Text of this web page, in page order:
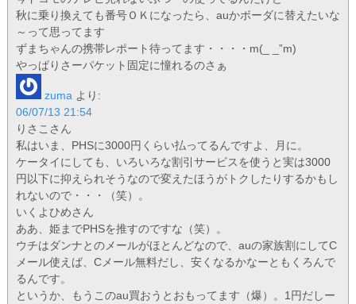
秋に乗り換えても番号ＯＫになったら、auかボーダに替えたいな
～って思ってます
ずまちゃんの携帯レポート待ってます・・・・m(_ _”m)
やっぱりさーパケット固定に憧れるのさぁ
zuma より:
06/07/13 21:54
りさこさん
私はいま、PHSに3000円くらい払ってるんですよ、月に。
ケータイにしても、いろいろな割引サービスを使うと実は3000
円以下に抑えられそうなので変えたほうがトクしたりするかもし
れないので・・・（笑）。
いくよひめさん
ああ、姫までPHSを推すのですな（笑）。
ウチはダンナとのメールがほとんどなので、auの家族割にしてC
メール使えば、Cメール無料だし、安くなるかなーともくろんで
るんです。
というか、もうこのau買おうとおもってます（爆）。1円だしー